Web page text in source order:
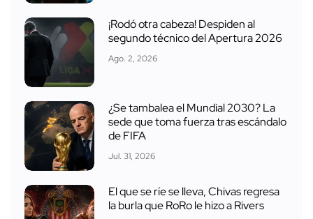
¡Rodó otra cabeza! Despiden al
segundo técnico del Apertura 2026
Ago. 2, 2026
¿Se tambalea el Mundial 2030? La
sede que toma fuerza tras escándalo
de FIFA
Jul. 31, 2026
El que se ríe se lleva, Chivas regresa
la burla que RoRo le hizo a Rivers